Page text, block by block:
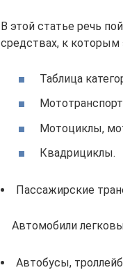
В этой статье речь
средствах, к которым
Таблица
Мотоциклы,
Квадрициклы.
Пассажирские
Автомобили
Автобусы,